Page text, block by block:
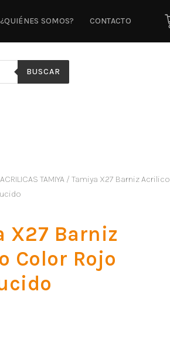
¿QUIÉNES SOMOS? CONTACTO
BUSCAR
ACRILICAS TAMIYA / Tamiya X27 Barniz Acrilico
X27 Barniz
Color Rojo